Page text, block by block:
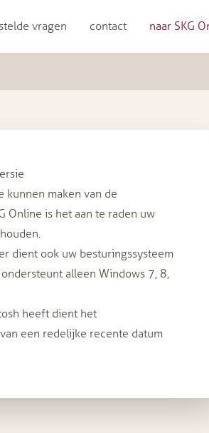
vragen contact naar SKG
kunnen maken van de
Online is het aan te raden uw
dient ook uw besturingssysteem
alleen Windows 7, 8,
heeft dient het
een redelijke recente datum